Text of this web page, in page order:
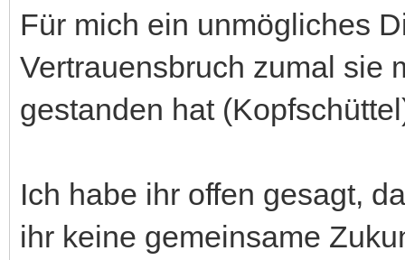
Für mich ein unmögliches
Vertrauensbruch zumal sie
gestanden hat
Ich habe ihr offen gesagt,
ihr keine gemeinsame